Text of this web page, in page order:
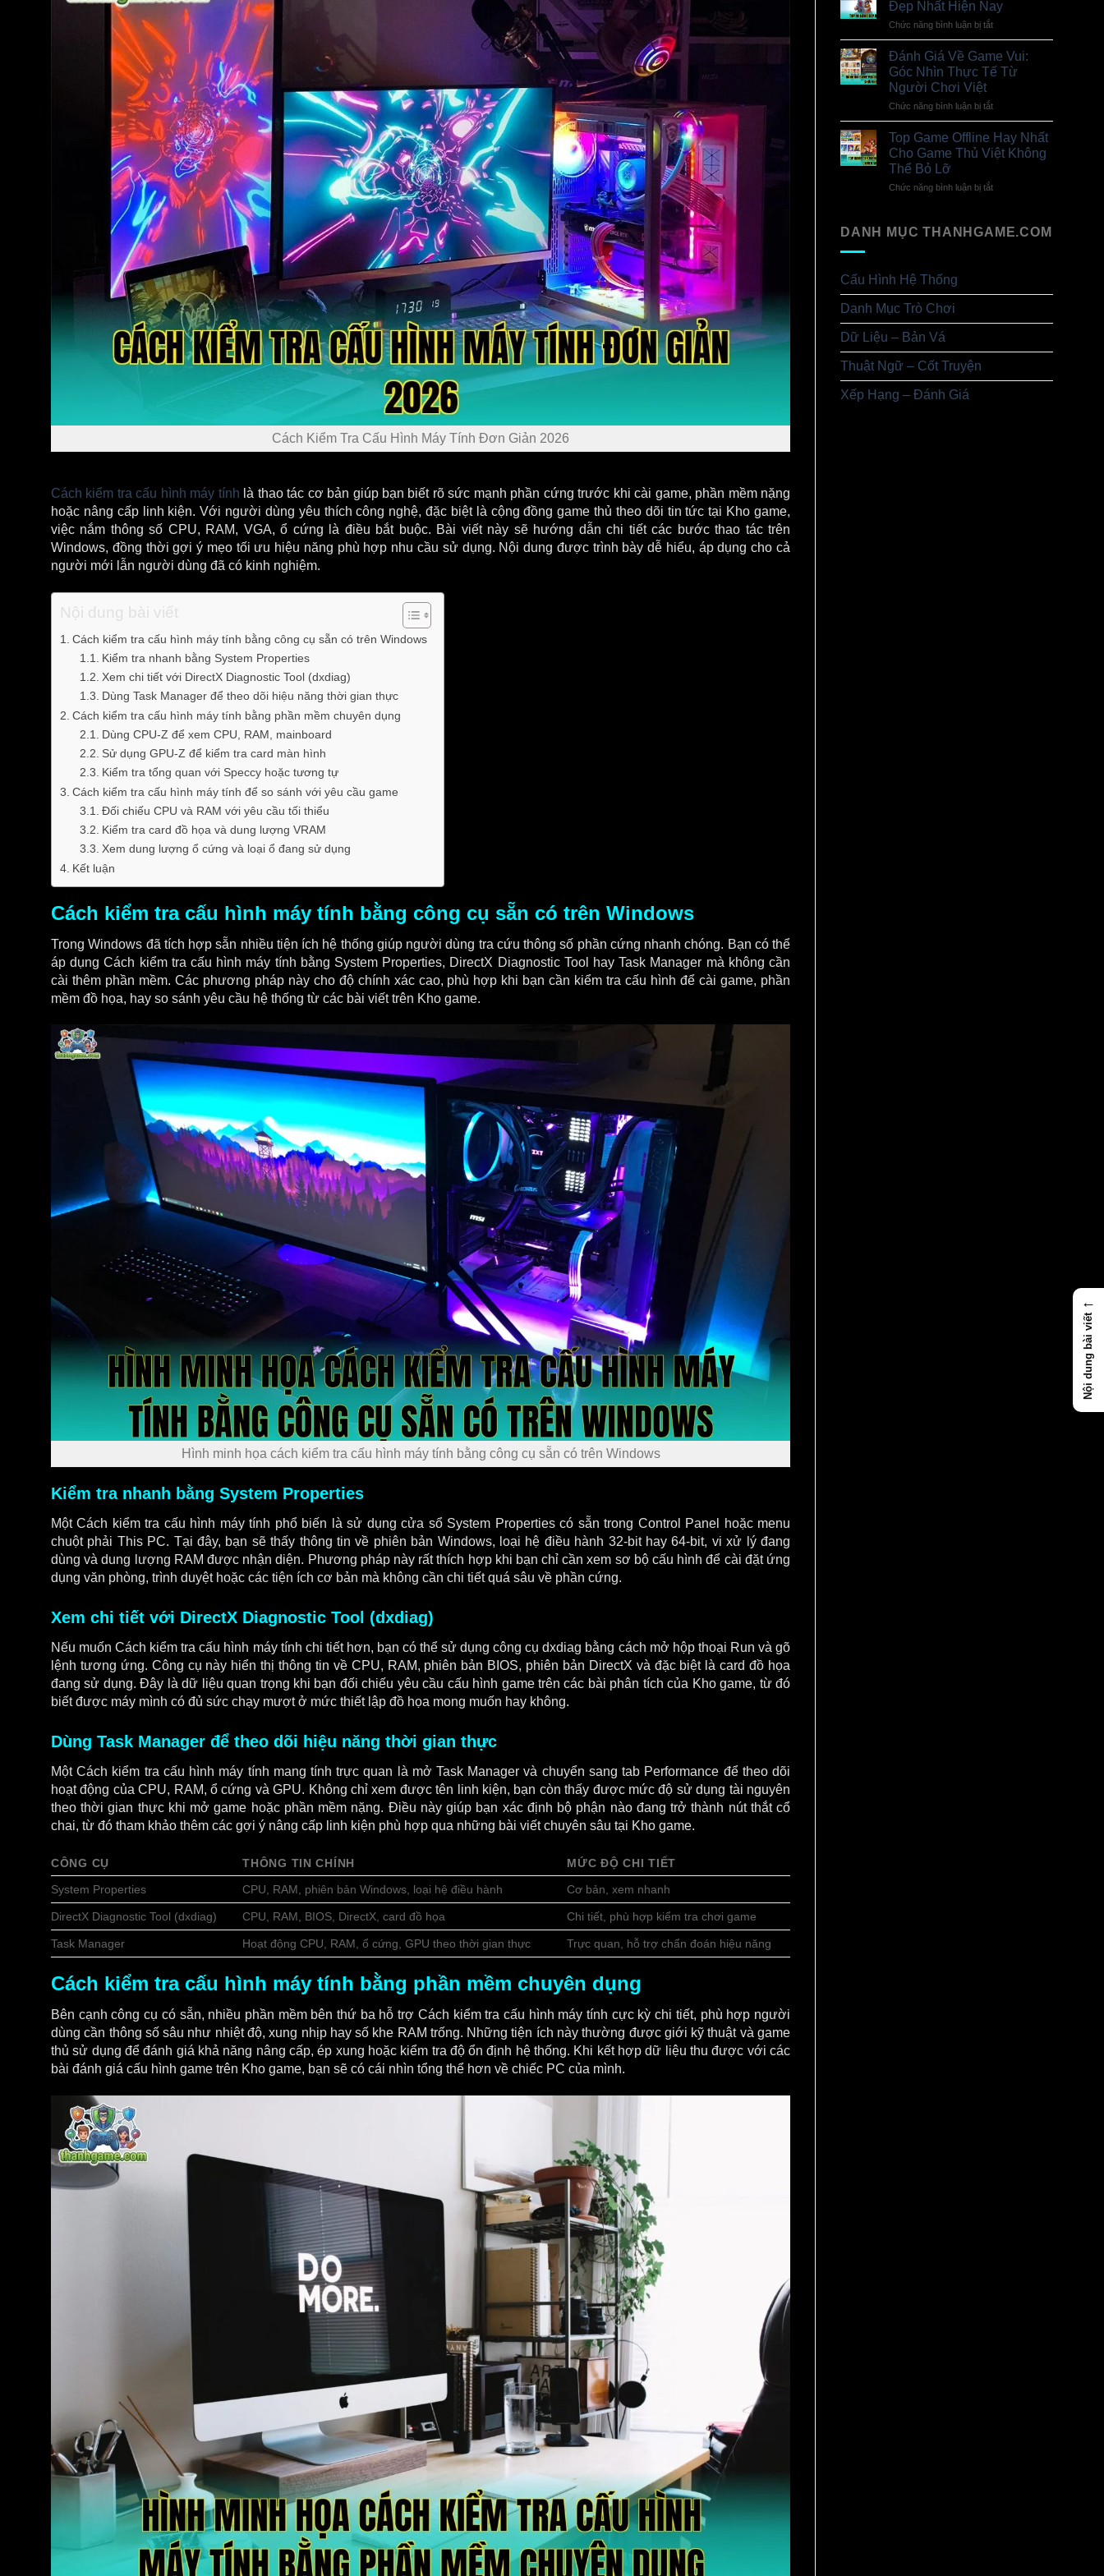
Cách Kiểm Tra Cấu Hình Máy Tính Đơn Giản 2026
Cách kiểm tra cấu hình máy tính là thao tác cơ bản giúp bạn biết rõ sức mạnh phần cứng trước khi cài game, phần mềm nặng
hoặc nâng cấp linh kiện. Với người dùng yêu thích công nghệ, đặc biệt là cộng đồng game thủ theo dõi tin tức tại Kho game,
việc nắm thông số CPU, RAM, VGA, ổ cứng là điều bắt buộc. Bài viết này sẽ hướng dẫn chi tiết các bước thao tác trên
Windows, đồng thời gợi ý mẹo tối ưu hiệu năng phù hợp nhu cầu sử dụng. Nội dung được trình bày dễ hiểu, áp dụng cho cả
người mới lẫn người dùng đã có kinh nghiệm.
Nội dung bài viết
Cách kiểm tra cấu hình máy tính bằng công cụ sẵn có trên Windows
Kiểm tra nhanh bằng System Properties
Xem chi tiết với DirectX Diagnostic Tool (dxdiag)
Dùng Task Manager để theo dõi hiệu năng thời gian thực
Cách kiểm tra cấu hình máy tính bằng phần mềm chuyên dụng
Dùng CPU-Z để xem CPU, RAM, mainboard
Sử dụng GPU-Z để kiểm tra card màn hình
Kiểm tra tổng quan với Speccy hoặc tương tự
Cách kiểm tra cấu hình máy tính để so sánh với yêu cầu game
Đối chiếu CPU và RAM với yêu cầu tối thiểu
Kiểm tra card đồ họa và dung lượng VRAM
Xem dung lượng ổ cứng và loại ổ đang sử dụng
Kết luận
Cách kiểm tra cấu hình máy tính bằng công cụ sẵn có trên Windows
Trong Windows đã tích hợp sẵn nhiều tiện ích hệ thống giúp người dùng tra cứu thông số phần cứng nhanh chóng. Bạn có thể
áp dụng Cách kiểm tra cấu hình máy tính bằng System Properties, DirectX Diagnostic Tool hay Task Manager mà không cần
cài thêm phần mềm. Các phương pháp này cho độ chính xác cao, phù hợp khi bạn cần kiểm tra cấu hình để cài game, phần
mềm đồ họa, hay so sánh yêu cầu hệ thống từ các bài viết trên Kho game.
Hình minh họa cách kiểm tra cấu hình máy tính bằng công cụ sẵn có trên Windows
Kiểm tra nhanh bằng System Properties
Một Cách kiểm tra cấu hình máy tính phổ biến là sử dụng cửa sổ System Properties có sẵn trong Control Panel hoặc menu
chuột phải This PC. Tại đây, bạn sẽ thấy thông tin về phiên bản Windows, loại hệ điều hành 32-bit hay 64-bit, vi xử lý đang
dùng và dung lượng RAM được nhận diện. Phương pháp này rất thích hợp khi bạn chỉ cần xem sơ bộ cấu hình để cài đặt ứng
dụng văn phòng, trình duyệt hoặc các tiện ích cơ bản mà không cần chi tiết quá sâu về phần cứng.
Xem chi tiết với DirectX Diagnostic Tool (dxdiag)
Nếu muốn Cách kiểm tra cấu hình máy tính chi tiết hơn, bạn có thể sử dụng công cụ dxdiag bằng cách mở hộp thoại Run và gõ
lệnh tương ứng. Công cụ này hiển thị thông tin về CPU, RAM, phiên bản BIOS, phiên bản DirectX và đặc biệt là card đồ họa
đang sử dụng. Đây là dữ liệu quan trọng khi bạn đối chiếu yêu cầu cấu hình game trên các bài phân tích của Kho game, từ đó
biết được máy mình có đủ sức chạy mượt ở mức thiết lập đồ họa mong muốn hay không.
Dùng Task Manager để theo dõi hiệu năng thời gian thực
Một Cách kiểm tra cấu hình máy tính mang tính trực quan là mở Task Manager và chuyển sang tab Performance để theo dõi
hoạt động của CPU, RAM, ổ cứng và GPU. Không chỉ xem được tên linh kiện, bạn còn thấy được mức độ sử dụng tài nguyên
theo thời gian thực khi mở game hoặc phần mềm nặng. Điều này giúp bạn xác định bộ phận nào đang trở thành nút thắt cổ
chai, từ đó tham khảo thêm các gợi ý nâng cấp linh kiện phù hợp qua những bài viết chuyên sâu tại Kho game.
CÔNG CỤ THÔNG TIN CHÍNH
MỨC ĐỘ CHI TIẾT
System Properties
CPU, RAM, phiên bản Windows, loại hệ điều hành Cơ bản, xem nhanh
DirectX Diagnostic Tool (dxdiag) CPU, RAM, BIOS, DirectX, card đồ họa Chi tiết, phù hợp kiểm tra chơi game
Task Manager Hoạt động CPU, RAM, ổ cứng, GPU theo thời gian thực Trực quan, hỗ trợ chẩn đoán hiệu năng
Cách kiểm tra cấu hình máy tính bằng phần mềm chuyên dụng
Bên cạnh công cụ có sẵn, nhiều phần mềm bên thứ ba hỗ trợ Cách kiểm tra cấu hình máy tính cực kỳ chi tiết, phù hợp người
dùng cần thông số sâu như nhiệt độ, xung nhịp hay số khe RAM trống. Những tiện ích này thường được giới kỹ thuật và game
thủ sử dụng để đánh giá khả năng nâng cấp, ép xung hoặc kiểm tra độ ổn định hệ thống. Khi kết hợp dữ liệu thu được với các
bài đánh giá cấu hình game trên Kho game, bạn sẽ có cái nhìn tổng thể hơn về chiếc PC của mình.
chơi
mọi
cấu
hình
Game
2026
Cho
Đẹp Nhất Hiện Nay
Chức năng bình luận bị tắt
Game
Có
Nhất
Hiện
Nay
Đánh Giá Về Game Vui:
Góc Nhìn Thực Tế Từ
Người Chơi Việt
Chức năng bình luận bị tắt
Giá
Về
Game
Từ
Top Game Offline Hay Nhất
Cho Game Thủ Việt Không
Thể Bỏ Lỡ
Chức năng bình luận bị tắt
Hay
Việt
Thể
DANH MỤC THANHGAME.COM
Cấu Hình Hệ Thống
Danh Mục Trò Chơi
Dữ Liệu – Bản Vá
Thuật Ngữ – Cốt Truyện
Xếp Hạng – Đánh Giá
←
Nội dung bài viết